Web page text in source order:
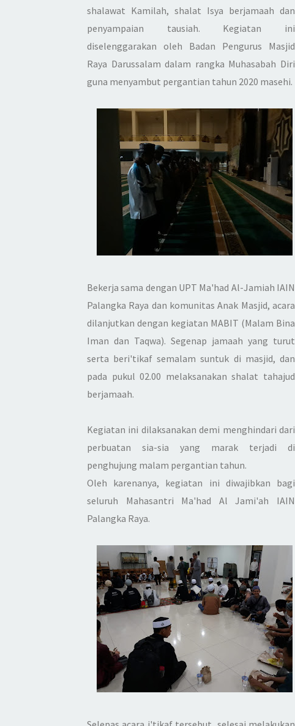
shalawat Kamilah, shalat Isya berjamaah dan
penyampaian tausiah. Kegiatan ini
diselenggarakan oleh Badan Pengurus Masjid
Raya Darussalam dalam rangka Muhasabah Diri
guna menyambut pergantian tahun 2020 masehi.
Bekerja sama dengan UPT Ma'had Al-Jamiah IAIN
Palangka Raya dan komunitas Anak Masjid, acara
dilanjutkan dengan kegiatan MABIT (Malam Bina
Iman dan Taqwa). Segenap jamaah yang turut
serta beri'tikaf semalam suntuk di masjid, dan
pada pukul 02.00 melaksanakan shalat tahajud
berjamaah.
Kegiatan ini dilaksanakan demi menghindari dari
perbuatan sia-sia yang marak terjadi di
penghujung malam pergantian tahun.
Oleh karenanya, kegiatan ini diwajibkan bagi
seluruh Mahasantri Ma'had Al Jami'ah IAIN
Palangka Raya.